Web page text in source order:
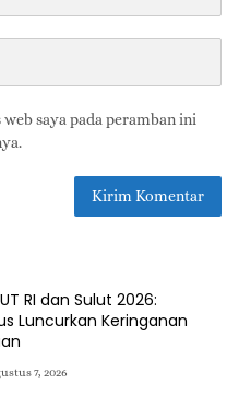
saya pada peramban ini
RI dan Sulut 2026:
Luncurkan Keringanan
7, 2026